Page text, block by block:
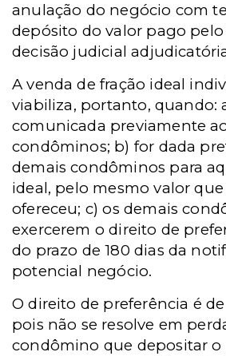
anulação do negócio com
depósito do valor pago
decisão judicial
A venda de fração ideal
viabiliza, portanto, quando:
comunicada previamente
condôminos; b) for dada
demais condôminos para
ideal, pelo mesmo valor
ofereceu; c) os demais
exercerem o direito de
do prazo de 180 dias da
potencial negócio.
O direito de preferência é
pois não se resolve em
condômino que depositar o